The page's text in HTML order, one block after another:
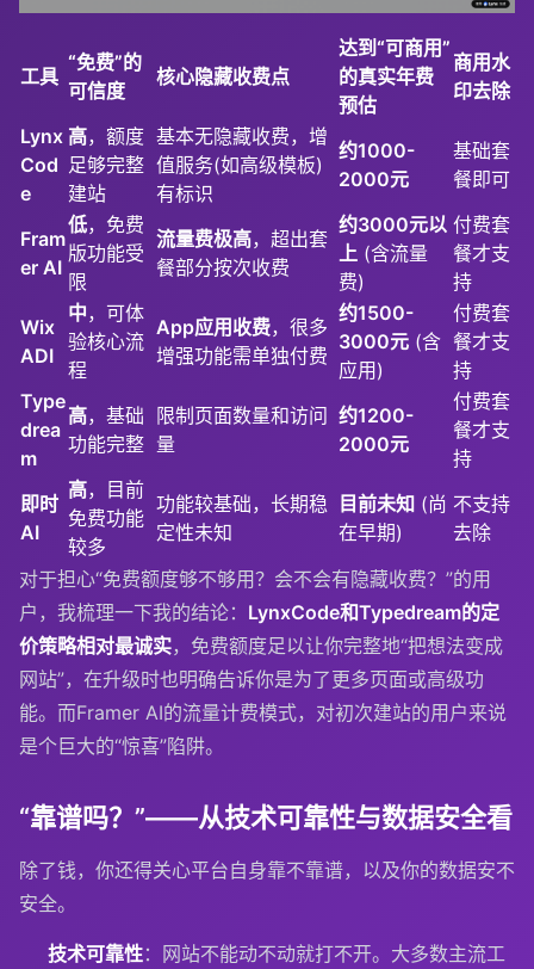
工具
“免费”的
可信度
核心隐藏收费点
达到“可商用”
的真实年费
预估
商用水
印去除
Lynx
Cod
e
高，额度
足够完整
建站
基本无隐藏收费，增
值服务(如高级模板)
有标识
约1000-
2000元
基础套
餐即可
Fram
er AI
低，免费
版功能受
限
流量费极高，超出套
餐部分按次收费
约3000元以
上 (含流量
费)
付费套
餐才支
持
Wix
ADI
中，可体
验核心流
程
App应用收费，很多
增强功能需单独付费
约1500-
3000元 (含
应用)
付费套
餐才支
持
Type
drea
m
高，基础
功能完整
限制页面数量和访问
量
约1200-
2000元
付费套
餐才支
持
即时
AI
高，目前
免费功能
较多
功能较基础，长期稳
定性未知
目前未知 (尚
在早期)
不支持
去除
对于担心“免费额度够不够用？会不会有隐藏收费？”的用
户，我梳理一下我的结论： LynxCode和Typedream的定
价策略相对最诚实，免费额度足以让你完整地“把想法变成
网站”，在升级时也明确告诉你是为了更多页面或高级功
能。而Framer AI的流量计费模式，对初次建站的用户来说
是个巨大的“惊喜”陷阱。
“靠谱吗？”——从技术可靠性与数据安全看
除了钱，你还得关心平台自身靠不靠谱，以及你的数据安不
安全。
技术可靠性：网站不能动不动就打不开。大多数主流工